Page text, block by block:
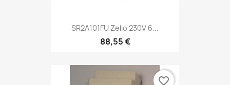
SR2A101FU Zelio 230V 6...
88,55 €
favorite_border